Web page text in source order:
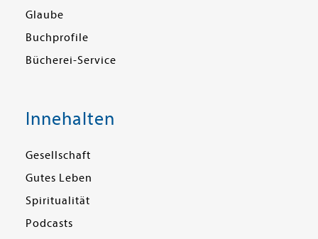
Glaube
Buchprofile
Bücherei-Service
Innehalten
Gesellschaft
Gutes Leben
Spiritualität
Podcasts